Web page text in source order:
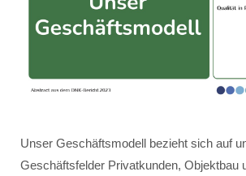
Unser Geschäftsmodell bezieht sich auf
Geschäftsfelder Privatkunden, Objektbau